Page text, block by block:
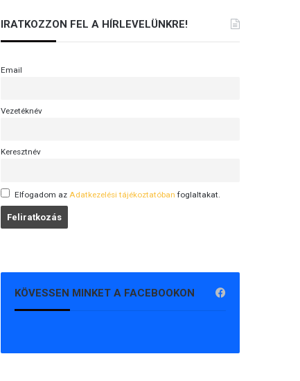
IRATKOZZON FEL A HÍRLEVELÜNKRE!
Email
Vezetéknév
Keresztnév
Elfogadom az Adatkezelési tájékoztatóban foglaltakat.
KÖVESSEN MINKET A FACEBOOKON